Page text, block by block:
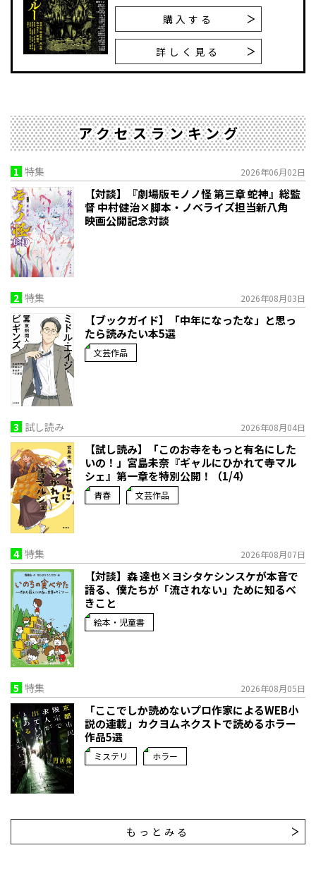
購入する
詳しく見る
アクセスランキング
1 特集 2026年06月02日
【対談】『劇場版モノノ怪 第三章 蛇神』総監
督 中村健治×脚本・ノベライズ担当新八角
映画公開記念対談
2 特集 2026年08月03日
【ブックガイド】「中年になったな」と思っ
たら読みたい本5選
文芸作品
3 試し読み 2026年08月04日
【試し読み】「このお寺をもっと有名にした
いの！」宮島未奈『ギャルにひかれて寺マル
シェ』第一章を特別公開！（1/4）
青春 文芸作品
4 特集 2026年08月07日
【対談】森 達也×ヨシタケシンスケが本音で
語る、僕たちが「流されない」ために知るべ
きこと
絵本・児童書
5 特集 2026年08月05日
「ここでしか読めないプロ作家によるWEB小
説の連載」――カクヨムネクストで読めるホラー
作品5選
ミステリ ホラー
もっとみる